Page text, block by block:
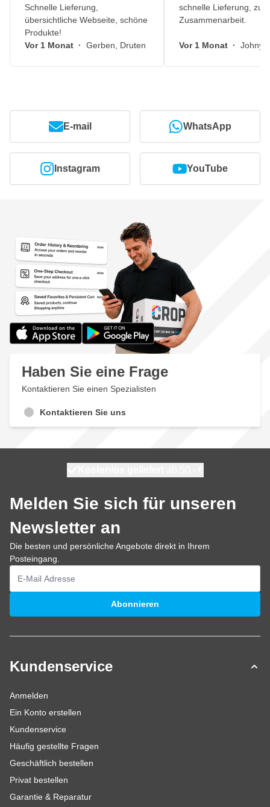
Schnelle Lieferung,
übersichtliche Webseite, schöne
Produkte!
Vor 1 Monat · Gerben, Druten
schnelle Lieferung,
Zusammenarbeit.
Vor 1 Monat · Johny,
E-mail WhatsApp
Instagram YouTube
Haben Sie eine Frage
Kontaktieren Sie einen Spezialisten
Kontaktieren Sie uns
Melden Sie sich für unseren
Newsletter an
Die besten und persönliche Angebote direkt in Ihrem
Posteingang.
E-Mailadresse
Abonnieren
Kundenservice
Anmelden
Ein Konto erstellen
Kundenservice
Häufig gestellte Fragen
Geschäftlich bestellen
Privat bestellen
Garantie & Reparatur